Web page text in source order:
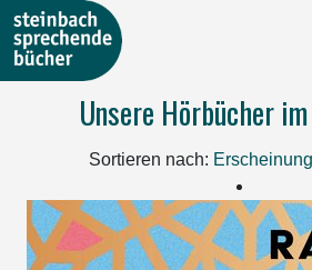
Unsere Hörbücher
Sortieren nach: